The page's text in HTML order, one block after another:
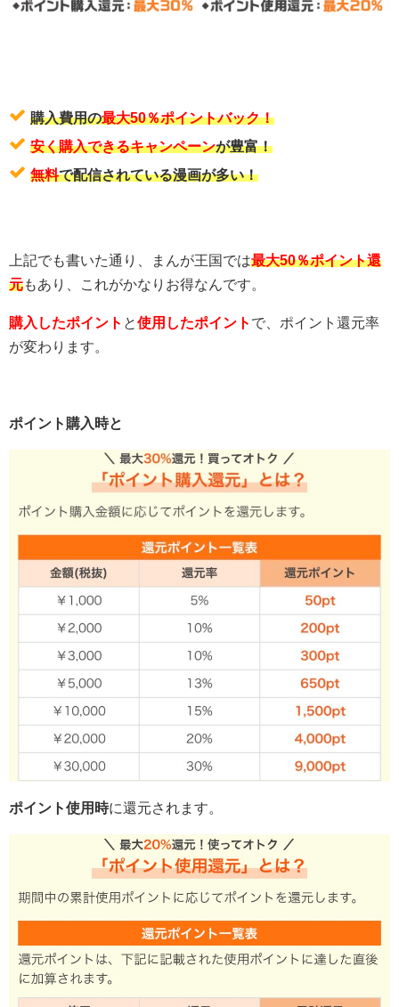
購入費用の最大50％ポイントバック！
安く購入できるキャンペーンが豊富！
無料で配信されている漫画が多い！
上記でも書いた通り、まんが王国では最大50％ポイント還
元もあり、これがかなりお得なんです。
購入したポイント と使用したポイント で、ポイント還元率
が変わります。
ポイント購入時と
ポイント使用時に還元されます。